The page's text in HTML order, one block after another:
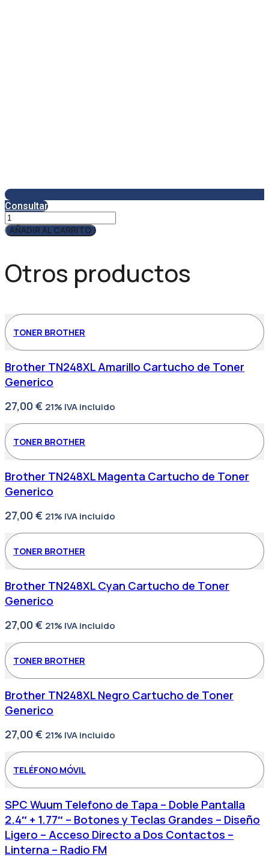
Consultar
Qcharx
Apolo
Cargador
Puertos
12W
cantidad
AÑADIR AL CARRITO
Otros productos
TONER BROTHER
Brother TN248XL Amarillo Cartucho de Toner
Generico
27,00 € 21% IVA incluido
TONER BROTHER
Brother TN248XL Magenta Cartucho de Toner
Generico
27,00 € 21% IVA incluido
TONER BROTHER
Brother TN248XL Cyan Cartucho de Toner
Generico
27,00 € 21% IVA incluido
TONER BROTHER
Brother TN248XL Negro Cartucho de Toner
Generico
27,00 € 21% IVA incluido
TELÉFONO MÓVIL
SPC Wuum Telefono de Tapa – Doble Pantalla
2.4″ + 1.77″ – Botones y Teclas Grandes – Diseño
Ligero – Acceso Directo a Dos Contactos –
Linterna – Radio FM